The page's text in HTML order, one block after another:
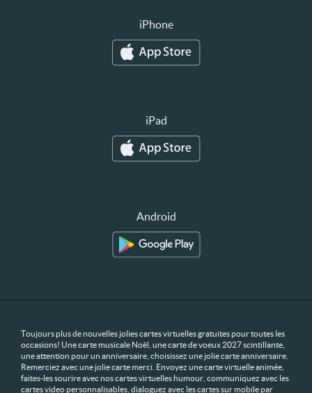
iPhone
iPad
Android
Toujours plus de nouvelles jolies cartes virtuelles gratuites pour toutes les
occasions! Une carte musicale Noël, une carte de voeux 2027 scintillante,
une attention pour un anniversaire, choisissez une jolie carte anniversaire.
Remerciez avec une jolie carte merci. Envoyez une carte virtuelle animée,
faites-les sourire avec nos cartes virtuelles humour, communiquez avec les
cartes video personnalisables, dialoguez avec les cartes sur mobile par